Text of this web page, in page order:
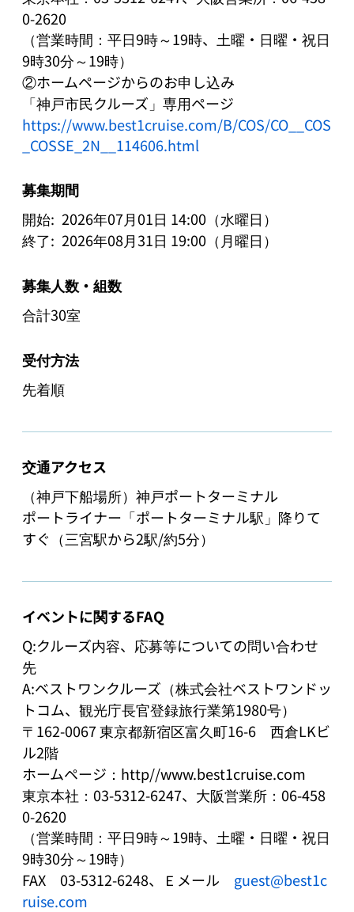
0-2620
（営業時間：平日9時～19時、土曜・日曜・祝日
9時30分～19時）
②ホームページからのお申し込み
https://www.best1cruise.com/B/COS/CO__COS
_COSSE_2N__114606.html
募集期間
開始: 2026年07月01日 14:00（水曜日）
終了: 2026年08月31日 19:00（月曜日）
募集人数・組数
合計30室
受付方法
先着順
交通アクセス
（神戸下船場所）神戸ポートターミナル
ポートライナー「ポートターミナル駅」降りて
すぐ（三宮駅から2駅/約5分）
イベントに関するFAQ
Q:クルーズ内容、応募等についての問い合わせ
先
A:ベストワンクルーズ（株式会社ベストワンドッ
トコム、観光庁長官登録旅行業第1980号）
〒162-0067 東京都新宿区富久町16-6　西倉LKビ
ル2階
ホームページ：http//www.best1cruise.com
東京本社：03-5312-6247、大阪営業所：06-458
0-2620
（営業時間：平日9時～19時、土曜・日曜・祝日
9時30分～19時）
FAX　03-5312-6248、Ｅメール guest@best1c
ruise.com